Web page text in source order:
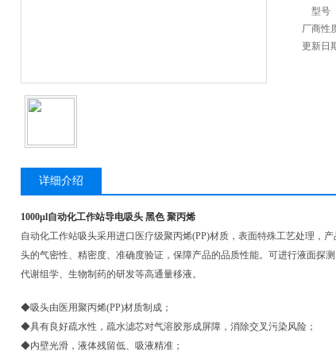
型号
厂商性
更新日
详细介绍
1000µl自动化工作站导电吸头 黑色 聚丙烯
自动化工作站吸头采用进口医疗级聚丙烯(PP)材质，表面特殊工艺处理，
头的气密性、精密度、准确度验证，保障产品的品质性能。可进行液面探
代谢组学、生物制药的研发等高通量移液。
◆吸头由医用聚丙烯(PP)材质制成；
◆具有良好疏水性，疏水滤芯对气溶胶形成屏障，消除交叉污染风险；
◆内壁光滑，液体残留低、吸液精准；